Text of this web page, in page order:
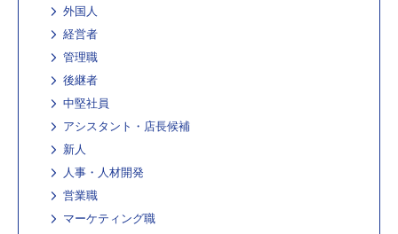
外国人
経営者
管理職
後継者
中堅社員
アシスタント・店長候補
新人
人事・人材開発
営業職
マーケティング職